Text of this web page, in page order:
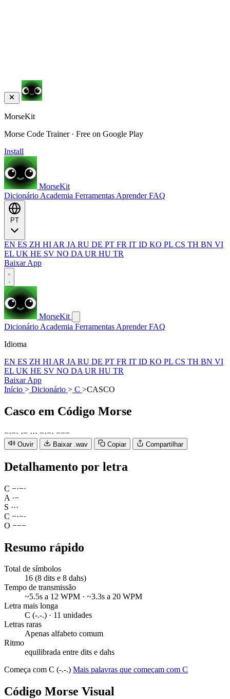
MorseKit
Morse Code Trainer · Free on Google Play
Install
MorseKit
Dicionário Academia Ferramentas AprenderFAQ
EN ES ZH HI AR JA RU DE PT FR IT ID KO PL CS TH BN VI
EL UK HE SV NO DA UR HU TR
Baixar App
MorseKit
Dicionário Academia Ferramentas AprenderFAQ
Idioma
EN ES ZH HI AR JA RU DE PT FR IT ID KO PL CS TH BN VI
EL UK HE SV NO DA UR HU TR
Baixar App
Início > Dicionário > C >CASCO
Casco em Código Morse
−·−· ·− ··· −·−· −−−
Ouvir Baixar .wav Copiar Compartilhar
Detalhamento por letra
C −·−·
A ·−
S ···
C −·−·
O −−−
Resumo rápido
Total de símbolos
16 (8 dits e 8 dahs)
Tempo de transmissão
~5.5s a 12 WPM · ~3.3s a 20 WPM
Letra mais longa
C (-.-.) · 11 unidades
Letras raras
Apenas alfabeto comum
Ritmo
equilibrada entre dits e dahs
Começa com C (-.-.) Mais palavras que começam com C
Código Morse Visual